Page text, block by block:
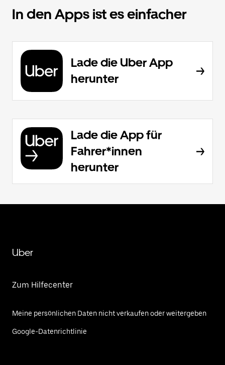
In den Apps ist es einfacher
Lade die Uber App
herunter
Lade die App für
Fahrer*innen
herunter
Uber
Zum Hilfecenter
Meine persönlichen Daten nicht verkaufen oder weitergeben
Google-Datenrichtlinie